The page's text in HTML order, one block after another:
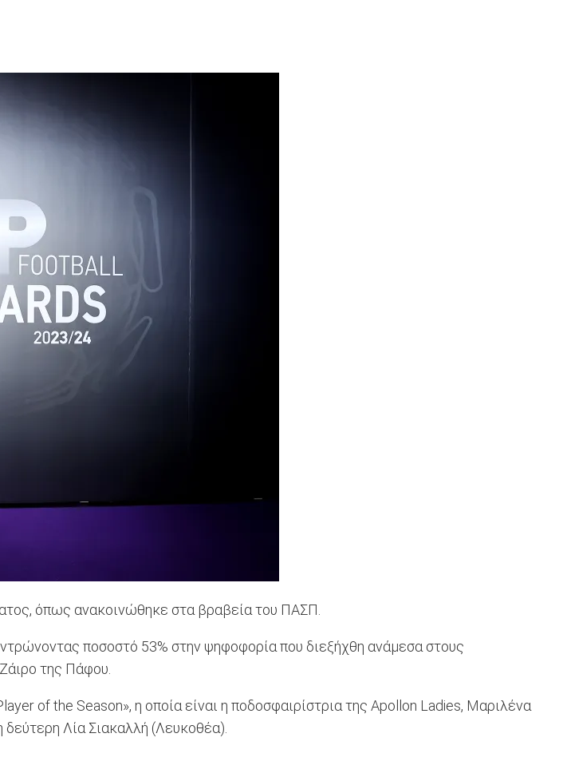
όπως ανακοινώθηκε στα βραβεία του ΠΑΣΠ.
ποσοστό 53% στην ψηφοφορία που διεξήχθη ανάμεσα στους
της Πάφου.
of the Season», η οποία είναι η ποδοσφαιρίστρια της Apollon Ladies, Μαριλένα
Λία Σιακαλλή (Λευκοθέα).